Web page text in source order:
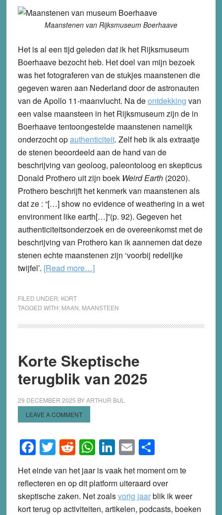
Maanstenen van Rijksmuseum Boerhaave
Het is al een tijd geleden dat ik het Rijksmuseum
Boerhaave bezocht heb. Het doel van mijn bezoek
was het fotograferen van de stukjes maanstenen die
gegeven waren aan Nederland door de astronauten
van de Apollo 11-maanvlucht. Na deontdekking van
een valse maansteen in het Rijksmuseum zijn de in
Boerhaave tentoongestelde maanstenen namelijk
onderzocht opauthenticiteit. Zelf heb ik als extraatje
de stenen beoordeeld aan de hand van de
beschrijving van geoloog, paleontoloog en skepticus
Donald Prothero uit zijn boek Weird Earth(2020).
Prothero beschrijft het kenmerk van maanstenen als
dat ze : “[…] show no evidence of weathering in a wet
environment like earth[…]”(p. 92). Gegeven het
authenticiteitsonderzoek en de overeenkomst met de
beschrijving van Prothero kan ik aannemen dat deze
stenen echte maanstenen zijn ‘voorbij redelijke
twijfel’. [Read more…]about
maan
Klein
onderzoek
FILED UNDER: KORT
TAGGED WITH: MAAN MAANSTEEN
Korte Skeptische
terugblik van 2025
29 DECEMBER 2025 BYARTHUR BIJL
LEAVE A COMMENT
Facebook
Twitter
Reddit
WhatsApp
LinkedIn
EmailShare
Het einde van het jaar is vaak het moment om te
reflecteren en op dit platform uiteraard over
skeptische zaken. Net zoalsvorig jaarblik ik weer
kort terug op activiteiten, artikelen, podcasts, boeken